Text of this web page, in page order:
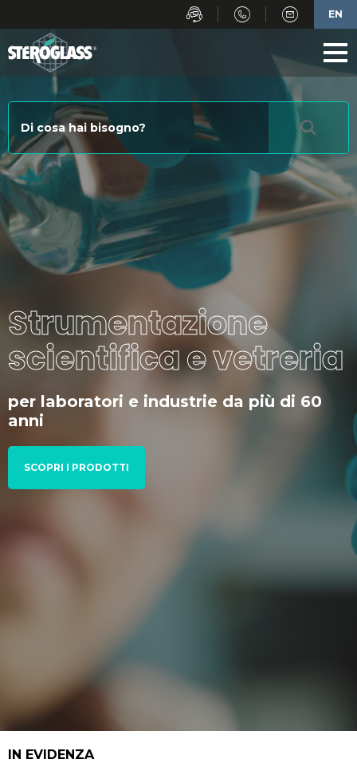
Strumentazione
scientifica e vetreria
per laboratori e industrie da più di 60
anni
SCOPRI I PRODOTTI
IN EVIDENZA
EN